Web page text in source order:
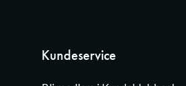
Kundeservice